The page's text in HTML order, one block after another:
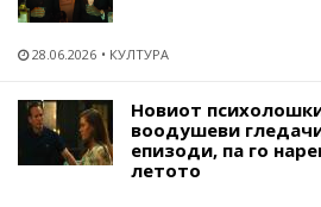
28.06.2026 КУЛТУРА
Новиот
воодушеви
епизоди, па го
летото